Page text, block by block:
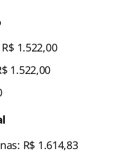
1.522,00
1.522,00
R$ 1.614,83